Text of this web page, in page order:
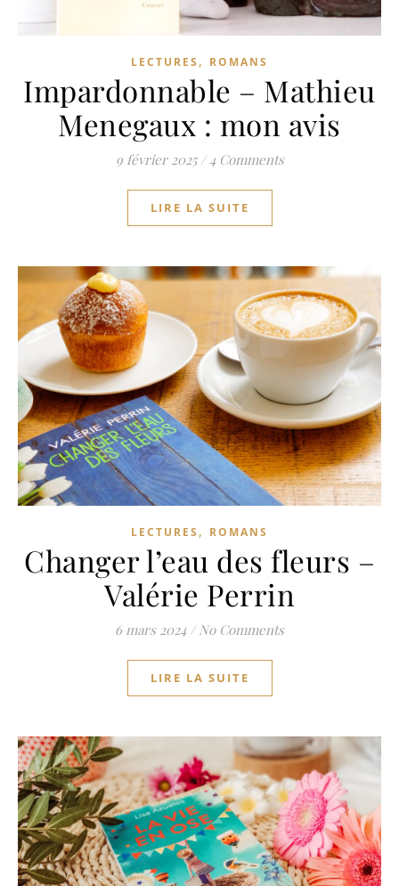
LECTURES , ROMANS
Impardonnable – Mathieu
Menegaux : mon avis
9 février 2025 / 4 Comments
LIRE LA SUITE
LECTURES , ROMANS
Changer l’eau des fleurs –
Valérie Perrin
6 mars 2024 / No Comments
LIRE LA SUITE